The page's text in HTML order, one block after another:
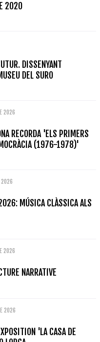
2020
DISSENYANT
DEL SURO
2026
RECORDA 'ELS PRIMERS
(1976-1978)'
2026
MÚSICA CLÀSSICA ALS
2026
NARRATIVE
2026
'LA CASA DE